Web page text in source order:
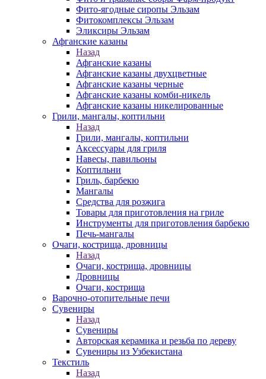
Фито-ягодные сиропы Эльзам
Фитокомплексы Эльзам
Эликсиры Эльзам
Афганские казаны
Назад
Афганские казаны
Афганские казаны двухцветные
Афганские казаны черные
Афганские казаны комби-никель
Афганские казаны никелированные
Грили, мангалы, коптильни
Назад
Грили, мангалы, коптильни
Аксессуары для гриля
Навесы, павильоны
Коптильни
Гриль, барбекю
Мангалы
Средства для розжига
Товары для приготовления на гриле
Инструменты для приготовления барбекю
Печь-мангалы
Очаги, кострища, дровницы
Назад
Очаги, кострища, дровницы
Дровницы
Очаги, кострища
Варочно-отопительные печи
Сувениры
Назад
Сувениры
Авторская керамика и резьба по дереву
Сувениры из Узбекистана
Текстиль
Назад